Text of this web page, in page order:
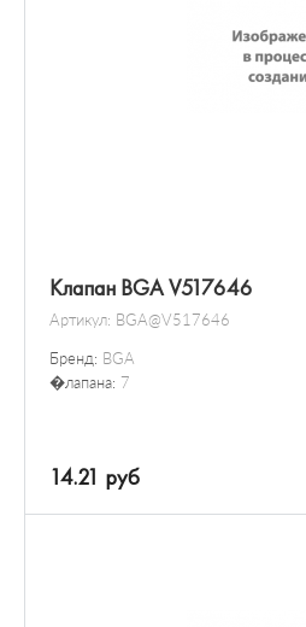
Клапан BGA V517646
Артикул: BGA@V517646
Бренд: BGA
�лапана: 7
14.21 руб